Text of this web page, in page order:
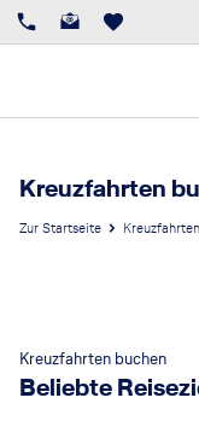
Kreuzfahrten
Zur Startseite Kreuzfahrten
Kreuzfahrten buchen
Beliebte